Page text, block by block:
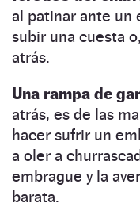
al patinar ante un
subir una cuesta
atrás.
Una rampa de
atrás, es de las
hacer sufrir un
a oler a
embrague y la
barata.